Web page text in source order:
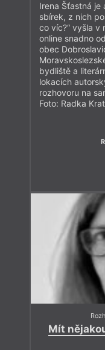
Irena Šťastná
sbírek, z nich
co víc?“ vyšla v
online snadno
obec
bydliště a
lokacích
rozhovoru na
Foto: Radka
Mít